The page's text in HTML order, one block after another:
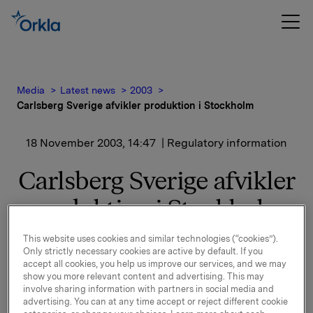
Media Latest news
2003
Carlsberg Sverige afvikler produktion i Stockholm
18 November 2003, 14:47 | Regulatory information
Carlsberg Sverige afvikler
produktion i Stockholm
Produktionen vil blive flyttet gradvist, og processen
planlægges at være afsluttet i oktober 2004. Det
forventes, at beslutningen vil forbedre Carlsberg
Sveriges resultat af primær drift med ca. 70 mio. SEK
om året med fuld effekt fra 2005.
This website uses cookies and similar technologies (“cookies”).
Only strictly necessary cookies are active by default. If you
accept all cookies, you help us improve our services, and we may
show you more relevant content and advertising. This may
involve sharing information with partners in social media and
advertising. You can at any time accept or reject different cookie